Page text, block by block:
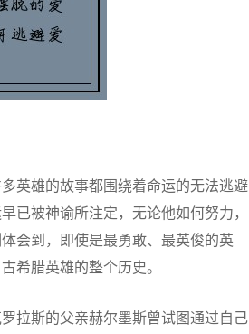
英雄的故事都围绕着命运的无法逃避
已被神谕所注定，无论他如何努力，
会到，即使是最勇敢、最英俊的英
希腊英雄的整个历史。
拉斯的父亲赫尔墨斯曾试图通过自己